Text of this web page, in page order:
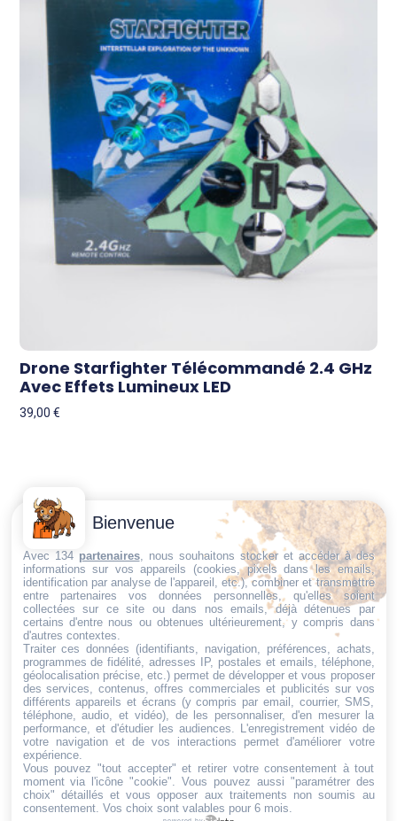
Drone Starfighter Télécommandé 2.4 GHz
Avec Effets Lumineux LED
39,00€
Trouvez ce qu'il vous faut,
au bon endroit
Conditions
générales
de vente
Politique de
cookies
Politique de
confidentialité
Mentions
légales
Conditions de
retour et de
remboursement
Droit de
rétractation
Contactez-
Nous
Email:
dt@sasbms.fr
Bienvenue
Avec 134 partenaires, nous souhaitons stocker et accéder à des
informations sur vos appareils (cookies, pixels dans les emails,
identification par analyse de l'appareil, etc.), combiner et transmettre
entre partenaires vos données personnelles, qu'elles soient
collectées sur ce site ou dans nos emails, déjà détenues par
certains d'entre nous ou obtenues ultérieurement, y compris dans
d'autres contextes.
Traiter ces données (identifiants, navigation, préférences, achats,
programmes de fidélité, adresses IP, postales et emails, téléphone,
géolocalisation précise, etc.) permet de développer et vous proposer
des services, contenus, offres commerciales et publicités sur vos
différents appareils et écrans (y compris par email, courrier, SMS,
téléphone, audio, et vidéo), de les personnaliser, d'en mesurer la
performance, et d'étudier les audiences. L'enregistrement vidéo de
votre navigation et de vos interactions permet d'améliorer votre
expérience.
Vous pouvez "tout accepter" et retirer votre consentement à tout
moment via l'icône "cookie" . Vous pouvez aussi "paramétrer des
choix" détaillés et vous opposer aux traitements non soumis au
consentement. Vos choix sont valables pour 6 mois.